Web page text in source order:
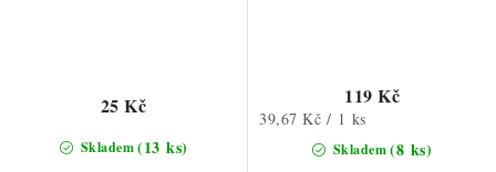
Skladem(13 ks)
25 Kč
Skladem(8 ks)
119 Kč
Měrná
39,67 Kč / 1 ks